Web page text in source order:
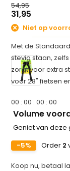
54,95
31,95
Niet op
Met de
stevig staan,
zorgt voor extra
voor 28" fietsen
00 :00 :00 :00
Volume
Geniet van
-5%
Order 2
Koop nu, betaal